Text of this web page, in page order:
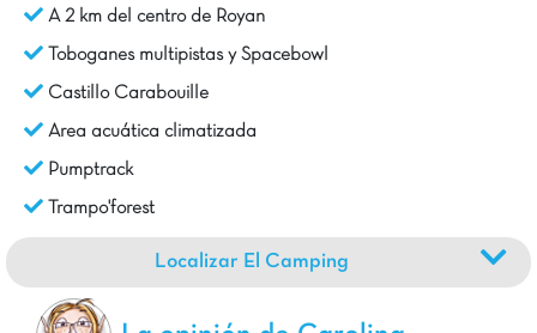
A 2 km del centro de Royan
Toboganes multipistas y Spacebowl
Castillo Carabouille
Area acuática climatizada
Pumptrack
Trampo'forest
Localizar El Camping